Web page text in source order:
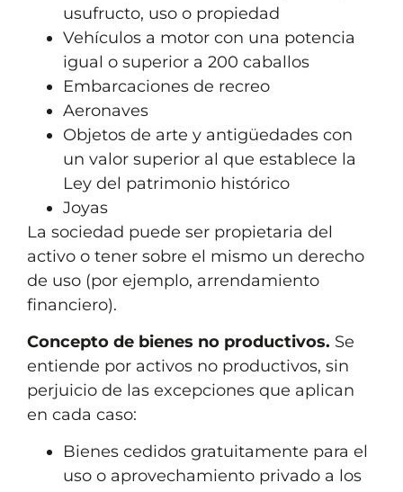
usufructo, uso o propiedad
Vehículos a motor con una potencia
igual o superior a 200 caballos
Embarcaciones de recreo
Aeronaves
Objetos de arte y antigüedades con
un valor superior al que establece la
Ley del patrimonio histórico
Joyas
La sociedad puede ser propietaria del
activo o tener sobre el mismo un derecho
de uso (por ejemplo, arrendamiento
financiero).
Concepto de bienes no productivos. Se
entiende por activos no productivos, sin
perjuicio de las excepciones que aplican
en cada caso:
Bienes cedidos gratuitamente para el
uso o aprovechamiento privado a los